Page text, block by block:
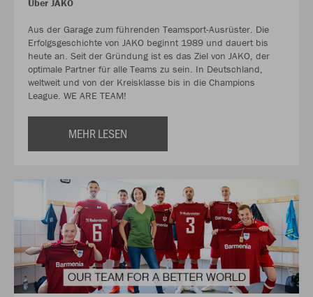
Über JAKO
Aus der Garage zum führenden Teamsport-Ausrüster. Die
Erfolgsgeschichte von JAKO beginnt 1989 und dauert bis
heute an. Seit der Gründung ist es das Ziel von JAKO, der
optimale Partner für alle Teams zu sein. In Deutschland,
weltweit und von der Kreisklasse bis in die Champions
League. WE ARE TEAM!
MEHR LESEN